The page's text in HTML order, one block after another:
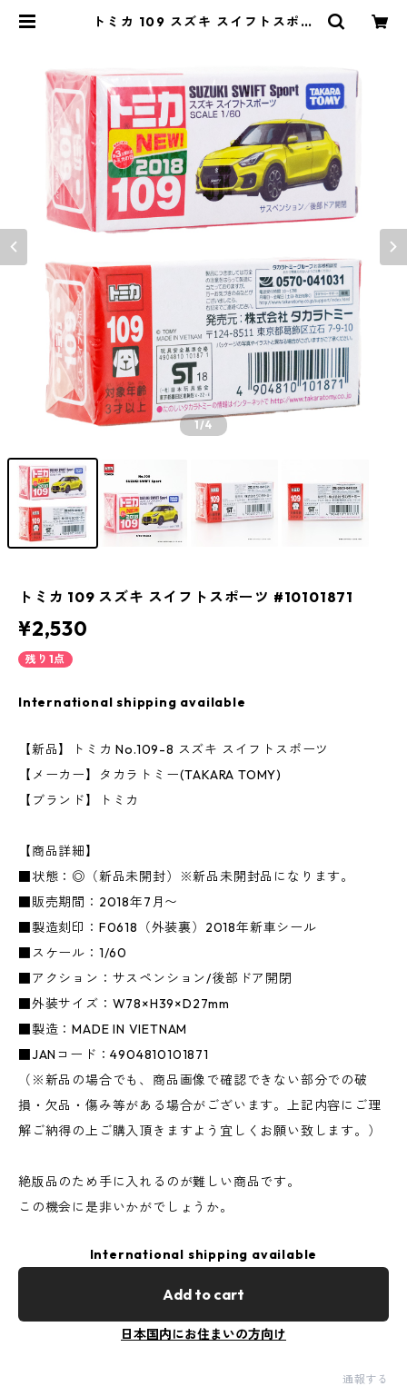
トミカ 109 スズキ スイフトスポー
1/4
トミカ 109 スズキ スイフトスポーツ #10101871
¥2,530
残り1点
International shipping available
【新品】トミカ No.109-8 スズキ スイフトスポーツ
【メーカー】タカラトミー(TAKARA TOMY)
【ブランド】トミカ
【商品詳細】
■状態：◎（新品未開封）※新品未開封品になります。
■販売期間：2018年7月〜
■製造刻印：F0618（外装裏）2018年新車シール
■スケール：1/60
■アクション：サスペンション/後部ドア開閉
■外装サイズ：W78×H39×D27mm
■製造：MADE IN VIETNAM
■JANコード：4904810101871
（※新品の場合でも、商品画像で確認できない部分での破
損・欠品・傷み等がある場合がございます。上記内容にご理
解ご納得の上ご購入頂きますよう宜しくお願い致します。）
絶版品のため手に入れるのが難しい商品です。
この機会に是非いかがでしょうか。
International shipping available
Add to cart
日本国内にお住まいの方向け
通報する